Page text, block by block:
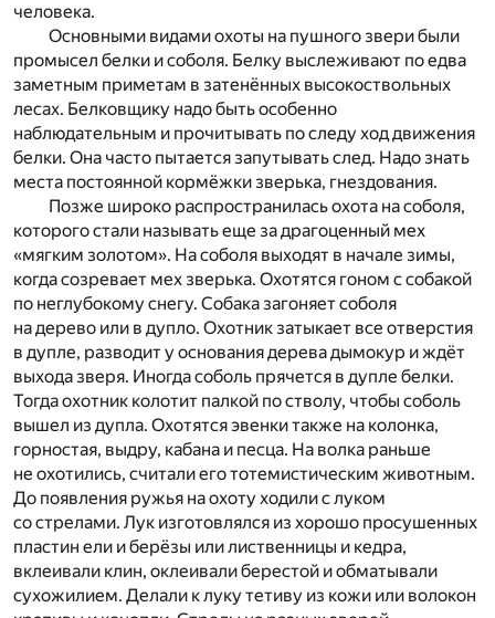
человека.
Основными видами охоты на пушного звери были
промысел белки и соболя. Белку выслеживают по едва
заметным приметам в затенённых высокоствольных
лесах. Белковщику надо быть особенно
наблюдательным и прочитывать по следу ход движения
белки. Она часто пытается запутывать след. Надо знать
места постоянной кормёжки зверька, гнездования.
Позже широко распространилась охота на соболя,
которого стали называть еще за драгоценный мех
«мягким золотом». На соболя выходят в начале зимы,
когда созревает мех зверька. Охотятся гоном с собакой
по неглубокому снегу. Собака загоняет соболя
на дерево или в дупло. Охотник затыкает все отверстия
в дупле, разводит у основания дерева дымокур и ждёт
выхода зверя. Иногда соболь прячется в дупле белки.
Тогда охотник колотит палкой по стволу, чтобы соболь
вышел из дупла. Охотятся эвенки также на колонка,
горностая, выдру, кабана и песца. На волка раньше
не охотились, считали его тотемистическим животным.
До появления ружья на охоту ходили с луком
со стрелами. Лук изготовлялся из хорошо просушенных
пластин ели и берёзы или лиственницы и кедра,
вклеивали клин, оклеивали берестой и обматывали
сухожилием. Делали к луку тетиву из кожи или волокон